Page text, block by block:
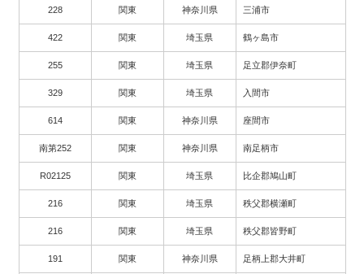
228 関東 神奈川県 三浦市
422 関東 埼玉県 鶴ヶ島市
255 関東 埼玉県 足立郡伊奈町
329 関東 埼玉県 入間市
614 関東 神奈川県 座間市
南第252 関東 神奈川県 南足柄市
R02125 関東 埼玉県 比企郡鳩山町
216 関東 埼玉県 秩父郡横瀬町
216 関東 埼玉県 秩父郡皆野町
191 関東 神奈川県 足柄上郡大井町